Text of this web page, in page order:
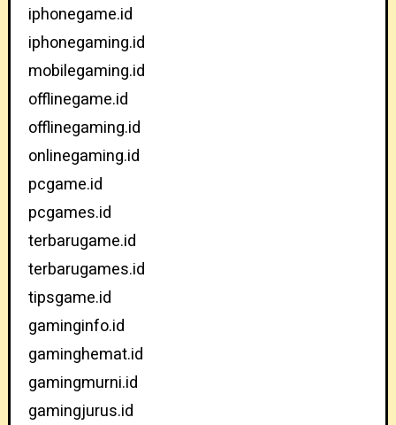
iphonegame.id
iphonegaming.id
mobilegaming.id
offlinegame.id
offlinegaming.id
onlinegaming.id
pcgame.id
pcgames.id
terbarugame.id
terbarugames.id
tipsgame.id
gaminginfo.id
gaminghemat.id
gamingmurni.id
gamingjurus.id